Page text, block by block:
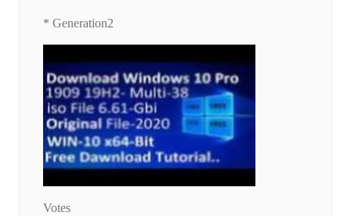
* Generation2
Votes